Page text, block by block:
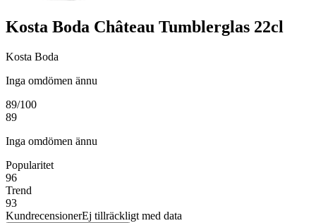
Kosta Boda Château Tumblerglas 22cl
Kosta Boda
Inga omdömen ännu
89/100
89
Inga omdömen ännu
Popularitet
96
Trend
93
KundrecensionerEj tillräckligt med data